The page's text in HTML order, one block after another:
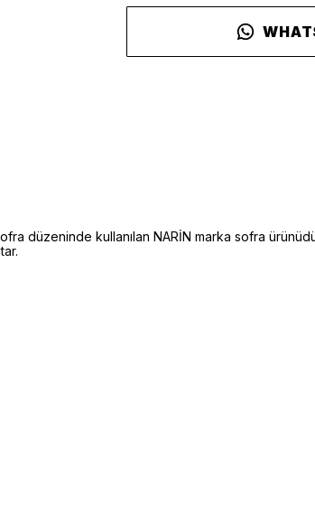
düzeninde kullanılan NARİN marka sofra